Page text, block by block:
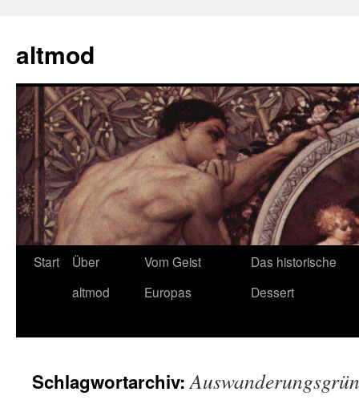
springen
altmod
Start
Über
altmod
Vom Geist
Europas
Das historische
Dessert
Schlagwortarchiv: